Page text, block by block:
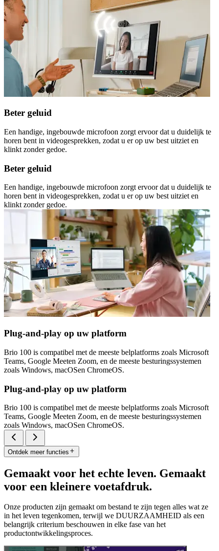
Beter geluid
Een handige, ingebouwde microfoon zorgt ervoor dat u duidelijk te
horen bent in videogesprekken, zodat u er op uw best uitziet en
klinkt zonder gedoe.
Beter geluid
Een handige, ingebouwde microfoon zorgt ervoor dat u duidelijk te
horen bent in videogesprekken, zodat u er op uw best uitziet en
klinkt zonder gedoe.
Plug-and-play op uw platform
Brio 100 is compatibel met de meeste belplatforms zoals Microsoft
Teams, Google Meeten Zoom, en de meeste besturingssystemen
zoals Windows, macOSen ChromeOS.
Plug-and-play op uw platform
Brio 100 is compatibel met de meeste belplatforms zoals Microsoft
Teams, Google Meeten Zoom, en de meeste besturingssystemen
zoals Windows, macOSen ChromeOS.
Ontdek meer functies
Gemaakt voor het echte leven. Gemaakt
voor een kleinere voetafdruk.
Onze producten zijn gemaakt om bestand te zijn tegen alles wat ze
in het leven tegenkomen, terwijl we DUURZAAMHEID als een
belangrijk criterium beschouwen in elke fase van het
productontwikkelingsproces.